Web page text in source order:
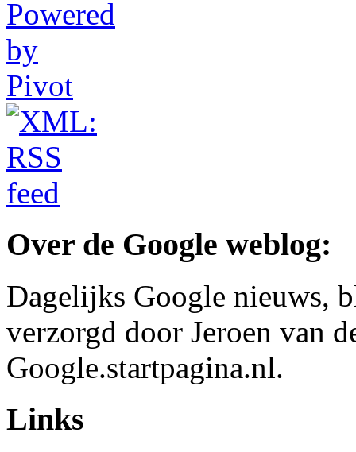
Over de Google weblog:
Dagelijks Google nieuws,
verzorgd door Jeroen van
Google.startpagina.nl.
Links